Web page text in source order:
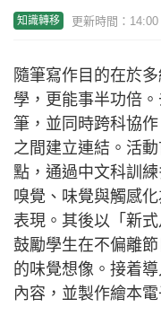
知識轉移 更新時間：
隨筆寫作目的在於
學，更能事半功倍
筆，並同時跨科協
之間建立連結。活
點，通過中文科訓
嗅覺、味覺與觸感
表現。其後以「新
鼓勵學生在不偏離
的味覺想像。接着
內容，並製作繪本